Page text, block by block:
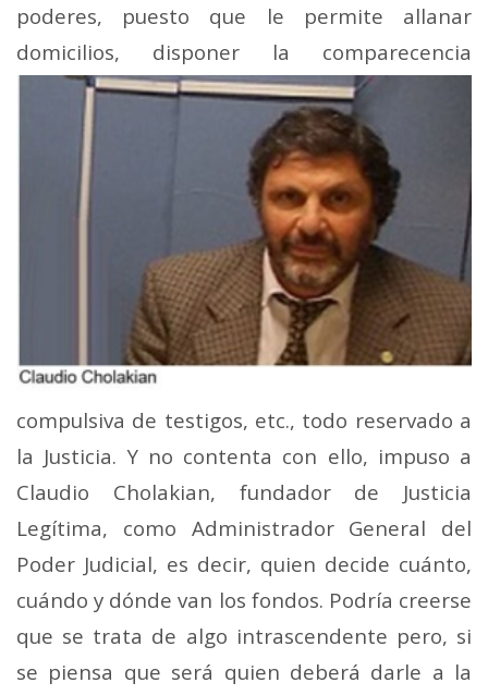
poderes, puesto que le permite allanar
domicilios, disponer la comparecencia
compulsiva de testigos, etc., todo reservado a
la Justicia. Y no contenta con ello, impuso a
Claudio Cholakian, fundador de Justicia
Legítima, como Administrador General del
Poder Judicial, es decir, quien decide cuánto,
cuándo y dónde van los fondos. Podría creerse
que se trata de algo intrascendente pero, si
se piensa que será quien deberá darle a la